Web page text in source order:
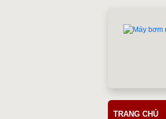
TRANG CHỦ